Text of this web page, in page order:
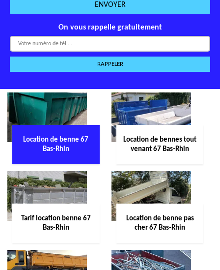
On vous rappelle gratuitement
Location de benne 67
Bas-Rhin
Location de bennes tout
venant 67 Bas-Rhin
Tarif location benne 67
Bas-Rhin
Location de benne pas
cher 67 Bas-Rhin